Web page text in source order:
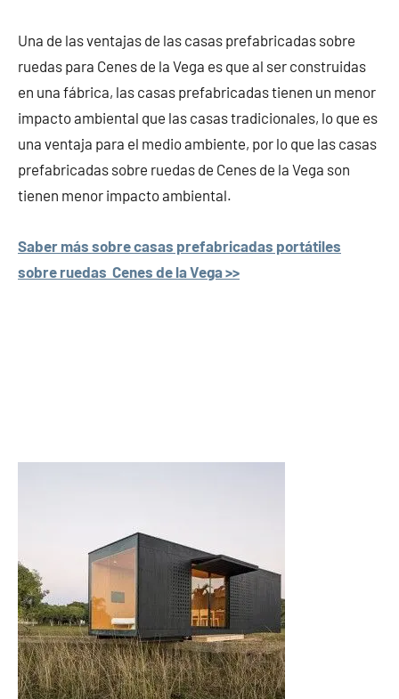
Una de las ventajas de las casas prefabricadas sobre
ruedas para Cenes de la Vega es que al ser construidas
en una fábrica, las casas prefabricadas tienen un menor
impacto ambiental que las casas tradicionales, lo que es
una ventaja para el medio ambiente, por lo que las casas
prefabricadas sobre ruedas de Cenes de la Vega son
tienen menor impacto ambiental.
Saber más sobre casas prefabricadas portátiles
sobre ruedas Cenes de la Vega >>